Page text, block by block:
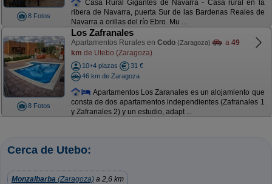
8 Fotos
Casa Rural Gigantes de Navarra - Casa rural en la
ribera de Navarra, puerta Sur de las Bardenas Reales de
Navarra a orillas del río Ebro. Mu ...
8 Fotos
Los Zafranales
Apartamentos Rurales en Codo (Zaragoza) a 49
km de Utebo (Zaragoza)
10+4 plazas
31 €
46 km de Zaragoza
Apartamentos Los Zaranales es un alojamiento que
consta de dos apartamentos independientes (Zafranales 1
y Zafranales 2) y un estudio, adapt ...
Cerca de Utebo:
Monzalbarba (Zaragoza) a 2,6 km